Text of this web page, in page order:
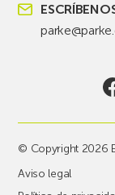
© Copyright 2026
Aviso legal